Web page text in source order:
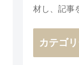
材し、記事
カテゴ